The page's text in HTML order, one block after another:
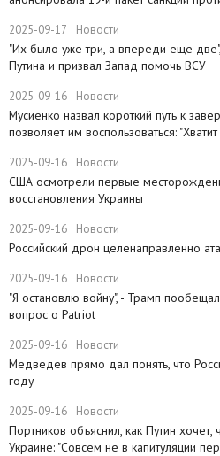
2025-09-17 Новости
​"Их было уже три, а впереди еще
Путина и призвал Запад помочь ВСУ
2025-09-16 Новости
Мусиенко назвал короткий путь к
позволяет им воспользоваться:
2025-09-16 Новости
США осмотрели первые
восстановления Украины
2025-09-16 Новости
Российский дрон целенаправленно
2025-09-16 Новости
​"Я остановлю войну", - Трамп
вопрос о Patriot
2025-09-16 Новости
Медведев прямо дал понять, что
году
2025-09-16 Новости
Портников объяснил, как Путин хочет,
Украине: "Совсем не в капитуляции